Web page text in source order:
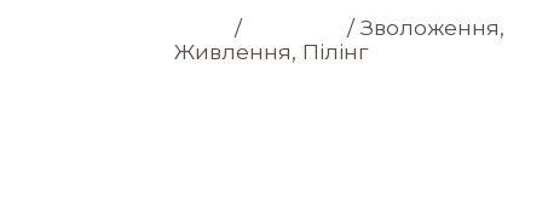
/ /Зволоження,
Живлення, Пілінг